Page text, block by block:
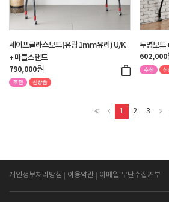
세이프글라스보드(유광 1mm유리) U/K
+ 마블스탠드
790,000원
투명보드
602,000
1 2 3
개인정보처리방침 이용약관 이메일 무단수집거부